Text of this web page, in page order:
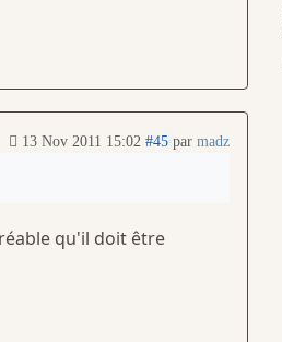
13 Nov 2011 15:02 #45 par madz
qu'il doit être